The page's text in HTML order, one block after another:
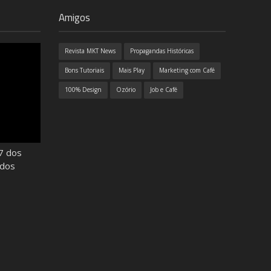
dos
Amigos
Revista MKT News Propagandas Históricas
Bons Tutoriais Mais Play Marketing com Café
100% Design Ozório Job e Café